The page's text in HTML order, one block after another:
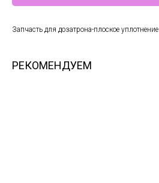
Запчасть для дозатрона-плоское уплотнение
РЕКОМЕНДУЕМ